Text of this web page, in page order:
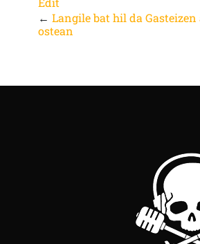
←Langile bat hil da
ostean